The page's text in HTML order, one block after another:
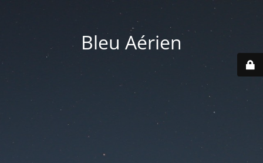
Bleu Aérien